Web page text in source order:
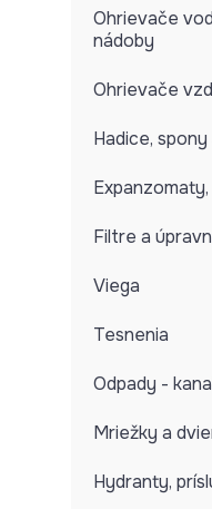
Ohrievače
nádoby
Ohrievače
Hadice,
Filtre a
Viega
Tesnenia
Odpady -
Mriežky a
Hydranty,